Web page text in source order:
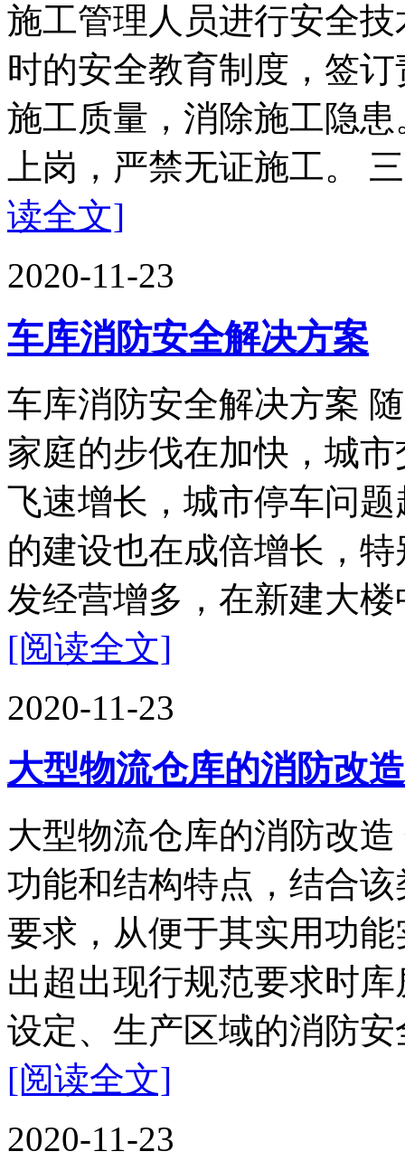
施工管理人员进行安全
时的安全教育制度，签
施工质量，消除施工隐
上岗，严禁无证施工。
读全文]
2020-11-23
车库消防安全解决方案
车库消防安全解决方案
家庭的步伐在加快，城
飞速增长，城市停车问
的建设也在成倍增长，
发经营增多，在新建大
[阅读全文]
2020-11-23
大型物流仓库的消防改造
大型物流仓库的消防改
功能和结构特点，结合
要求，从便于其实用功
出超出现行规范要求时
设定、生产区域的消防
[阅读全文]
2020-11-23